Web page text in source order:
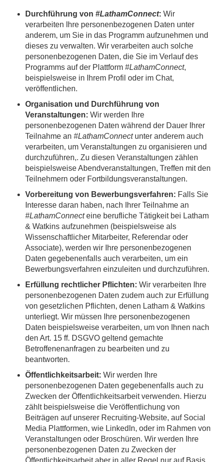
Durchführung von #LathamConnect: Wir
verarbeiten Ihre personenbezogenen Daten unter
anderem, um Sie in das Programm aufzunehmen und
dieses zu verwalten. Wir verarbeiten auch solche
personenbezogenen Daten, die Sie im Verlauf des
Programms auf der Plattform #LathamConnect,
beispielsweise in Ihrem Profil oder im Chat,
veröffentlichen.
Organisation und Durchführung von
Veranstaltungen: Wir werden Ihre
personenbezogenen Daten während der Dauer Ihrer
Teilnahme an #LathamConnectunter anderem auch
verarbeiten, um Veranstaltungen zu organisieren und
durchzuführen,. Zu diesen Veranstaltungen zählen
beispielsweise Abendveranstaltungen, Treffen mit den
Teilnehmern oder Fortbildungsveranstaltungen.
Vorbereitung von Bewerbungsverfahren: Falls Sie
Interesse daran haben, nach Ihrer Teilnahme an
#LathamConnecteine berufliche Tätigkeit bei Latham
& Watkins aufzunehmen (beispielsweise als
Wissenschaftlicher Mitarbeiter, Referendar oder
Associate), werden wir Ihre personenbezogenen
Daten gegebenenfalls auch verarbeiten, um ein
Bewerbungsverfahren einzuleiten und durchzuführen.
Erfüllung rechtlicher Pflichten: Wir verarbeiten Ihre
personenbezogenen Daten zudem auch zur Erfüllung
von gesetzlichen Pflichten, denen Latham & Watkins
unterliegt. Wir müssen Ihre personenbezogenen
Daten beispielsweise verarbeiten, um von Ihnen nach
den Art. 15 ff. DSGVO geltend gemachte
Betroffenenanfragen zu bearbeiten und zu
beantworten.
Öffentlichkeitsarbeit: Wir werden Ihre
personenbezogenen Daten gegebenenfalls auch zu
Zwecken der Öffentlichkeitsarbeit verwenden. Hierzu
zählt beispielsweise die Veröffentlichung von
Beiträgen auf unserer Recruiting-Website, auf Social
Media Plattformen, wie LinkedIn, oder im Rahmen von
Veranstaltungen oder Broschüren. Wir werden Ihre
personenbezogenen Daten zu Zwecken der
Öffentlichkeitsarbeit aber in aller Regel nur auf Basis